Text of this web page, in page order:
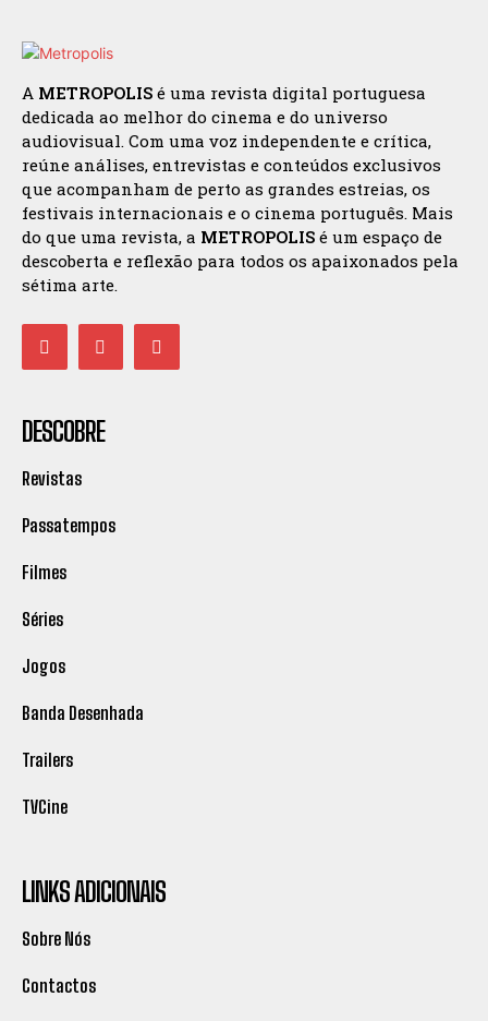
A METROPOLIS é uma revista digital portuguesa
dedicada ao melhor do cinema e do universo
audiovisual. Com uma voz independente e crítica,
reúne análises, entrevistas e conteúdos exclusivos
que acompanham de perto as grandes estreias, os
festivais internacionais e o cinema português. Mais
do que uma revista, a METROPOLIS é um espaço de
descoberta e reflexão para todos os apaixonados pela
sétima arte.
DESCOBRE
Revistas
Passatempos
Filmes
Séries
Jogos
Banda Desenhada
Trailers
TVCine
LINKS ADICIONAIS
Sobre Nós
Contactos